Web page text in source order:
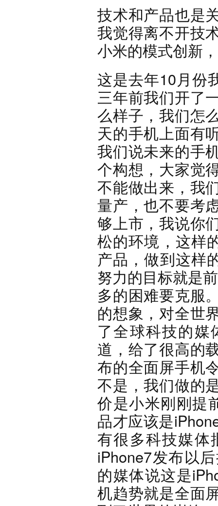
技术和产品也是
我觉得离不开技
小米的模式创新
这是去年10月份
三年前我们开了
么样子，我们怎
天的手机上面有
我们说未来的手
个构想，大家觉
不能做出来，我
量产，也不要考
够上市，我说你
松的环境，这样
产品，做到这样
努力的目标就是
多的困难要克服
的想象，对全世
了全球科技的媒
道，给了很高的
布的全面屏手机
不是，我们做的
价是小米刚刚提
品才应该是
有很多科技媒体
iPhone7发布以
的媒体说这是
机趋势就是全面